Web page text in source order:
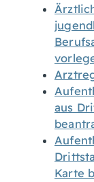
aus
Karte